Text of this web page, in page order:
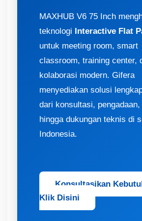
MAXHUB V6 75 Inch
teknologi Interactive Flat
untuk meeting room, smart
classroom, training center,
kolaborasi modern. Gifera
menyediakan solusi
dari konsultasi,
hingga dukungan teknis di
Indonesia.
Konsultasikan
Klik Disini